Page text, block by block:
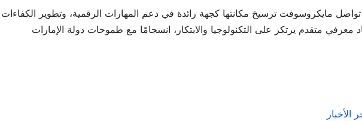
مايكروسوفت ترسيخ مكانتها كجهة رائدة في دعم المهارات الرقمية، وتطوير الكفاءات
معرفي متقدم يرتكز على التكنولوجيا والابتكار، انسجامًا مع طموحات دولة الإمارات